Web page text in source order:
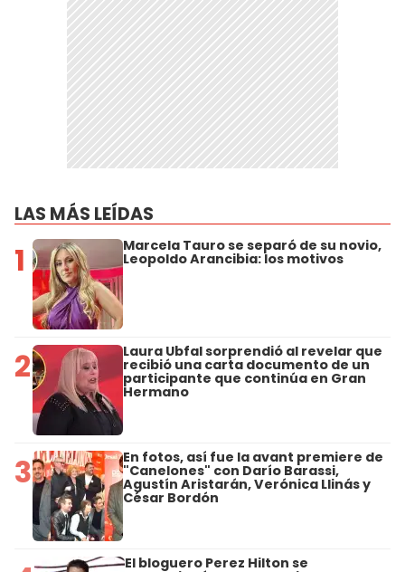
LAS MÁS LEÍDAS
1 Marcela Tauro se separó de su novio,
Leopoldo Arancibia: los motivos
2 Laura Ubfal sorprendió al revelar que
recibió una carta documento de un
participante que continúa en Gran
Hermano
3 En fotos, así fue la avant premiere de
"Canelones" con Darío Barassi,
Agustín Aristarán, Verónica Llinás y
César Bordón
El bloguero Perez Hilton se